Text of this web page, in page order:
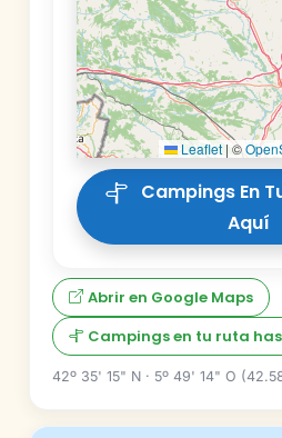
Leaflet | ©
Aquí
Abrir en Google Maps
Campings en tu ruta
42º 35' 15" N · 5º 49' 14" O